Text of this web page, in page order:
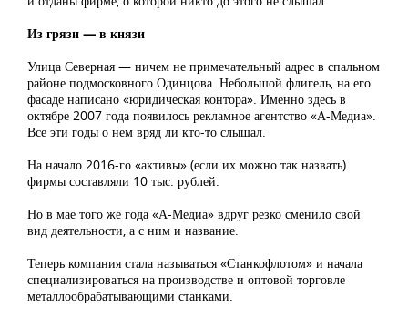
Из грязи — в князи
Улица Северная — ничем не примечательный адрес в спальном
районе подмосковного Одинцова. Небольшой флигель, на его
фасаде написано «юридическая контора». Именно здесь в
октябре 2007 года появилось рекламное агентство «А-Медиа».
Все эти годы о нем вряд ли кто-то слышал.
На начало 2016-го «активы» (если их можно так назвать)
фирмы составляли 10 тыс. рублей.
Но в мае того же года «А-Медиа» вдруг резко сменило свой
вид деятельности, а с ним и название.
Теперь компания стала называться «Станкофлотом» и начала
специализироваться на производстве и оптовой торговле
металлообрабатывающими станками.